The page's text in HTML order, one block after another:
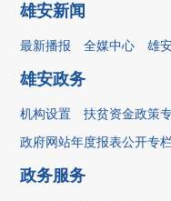
雄安新闻
最新播报 全媒中心 雄
雄安政务
机构设置 扶贫资金政策
政府网站年度报表公开专
政务服务